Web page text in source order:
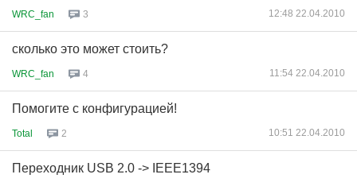
WRC_fan 3 12:48 22.04.2010
сколько это может стоить?
WRC_fan 4 11:54 22.04.2010
Помогите с конфигурацией!
Total 2 10:51 22.04.2010
Переходник USB 2.0 -> IEEE1394